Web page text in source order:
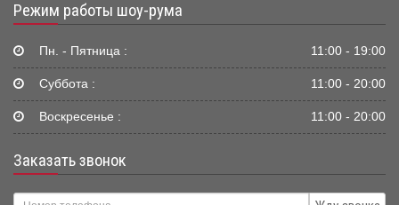
Режим работы шоу-рума
Пн. - Пятница : 11:00 - 19:00
Суббота : 11:00 - 20:00
Воскресенье : 11:00 - 20:00
Заказать звонок